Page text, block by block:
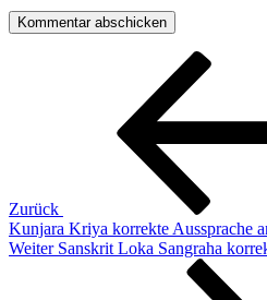
Beitragsnavigation
Zurück
Kunjara Kriya korrekte Aussprache
Nächster
Weiter Sanskrit Loka Sangraha